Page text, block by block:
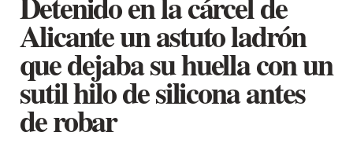
Alicante un astuto ladrón
que dejaba su huella con un
sutil hilo de silicona antes
de robar